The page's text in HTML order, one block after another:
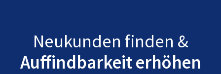
Neukunden finden &
Auffindbarkeit erhöhen